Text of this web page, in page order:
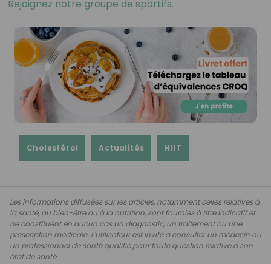
Rejoignez notre groupe de sportifs.
Cholestérol Actualités HIIT
Les informations diffusées sur les articles, notamment celles relatives à
la santé, au bien-être ou à la nutrition, sont fournies à titre indicatif et
ne constituent en aucun cas un diagnostic, un traitement ou une
prescription médicale. L'utilisateur est invité à consulter un médecin ou
un professionnel de santé qualifié pour toute question relative à son
état de santé.